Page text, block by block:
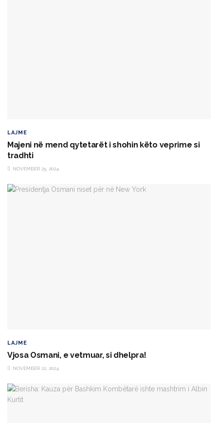
LAJME
Majeni në mend qytetarët i shohin këto veprime si
tradhti
NOVEMBER 25, 2024
LAJME
Vjosa Osmani, e vetmuar, si dhelpra!
NOVEMBER 22, 2024